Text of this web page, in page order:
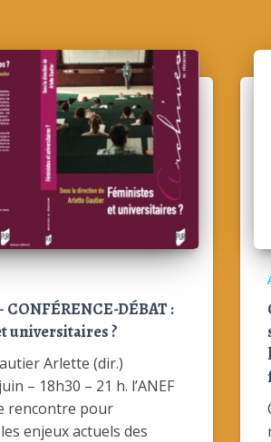
CONFÉRENCE-DÉBAT :
universitaires ?
Arlette (dir.)
– 18h30 – 21 h. l’ANEF
rencontre pour
enjeux actuels des